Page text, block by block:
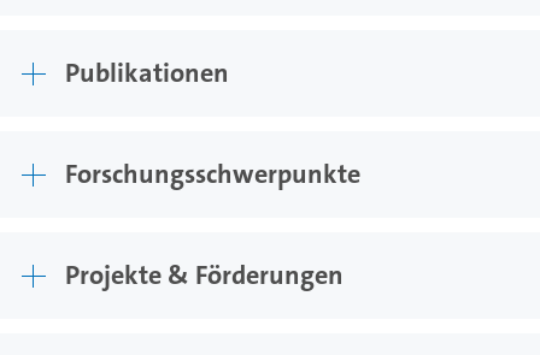
Publikationen
Forschungsschwerpunkte
Projekte & Förderungen